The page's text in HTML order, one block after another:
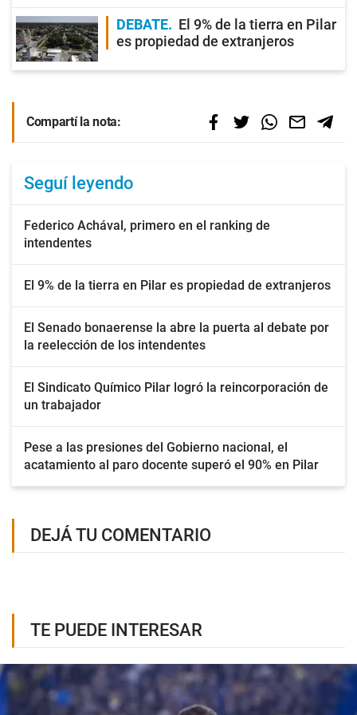
DEBATE
El 9% de la tierra en Pilar
es propiedad de extranjeros
Compartí la nota:
Seguí leyendo
Federico Achával, primero en el ranking de
intendentes
El 9% de la tierra en Pilar es propiedad de extranjeros
El Senado bonaerense la abre la puerta al debate por
la reelección de los intendentes
El Sindicato Químico Pilar logró la reincorporación de
un trabajador
Pese a las presiones del Gobierno nacional, el
acatamiento al paro docente superó el 90% en Pilar
DEJÁ TU COMENTARIO
TE PUEDE INTERESAR